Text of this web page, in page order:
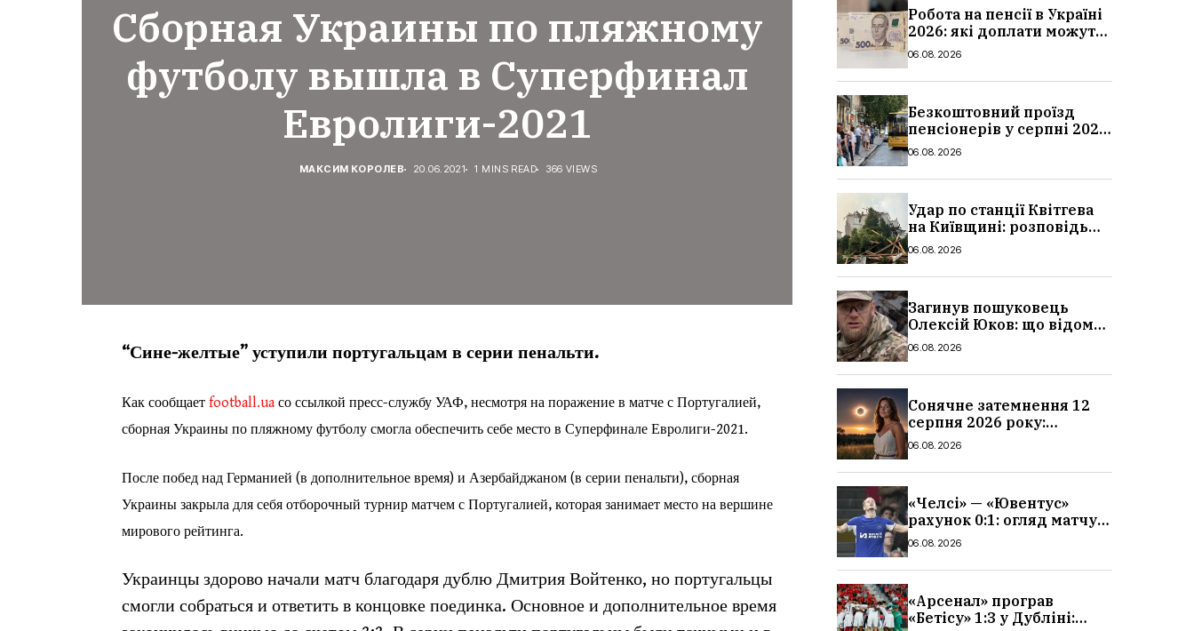
Сборная Украины по пляжному
футболу вышла в Суперфинал
Евролиги-2021
МАКСИМ КОРОЛЕВ 20.06.2021 1 MINS READ 366 VIEWS
“Сине-желтые” уступили португальцам в серии пенальти.
Как сообщает football.ua со ссылкой пресс-службу УАФ, несмотря на поражение в матче с Португалией,
сборная Украины по пляжному футболу смогла обеспечить себе место в Суперфинале Евролиги-2021.
После побед над Германией (в дополнительное время) и Азербайджаном (в серии пенальти), сборная
Украины закрыла для себя отборочный турнир матчем с Португалией, которая занимает место на вершине
мирового рейтинга.
Украинцы здорово начали матч благодаря дублю Дмитрия Войтенко, но португальцы
смогли собраться и ответить в концовке поединка. Основное и дополнительное время
Робота на пенсії в Україні
2026: які доплати можуть
скасувати, про що
06.08.2026
Безкоштовний проїзд
пенсіонерів у серпні 2026
в Україні: де діє пільга,
06.08.2026
Удар по станції Квітгева
на Київщині: розповідь
очевидців, як вісім людей
сталося
06.08.2026
Загинув пошуковець
Олексій Юков: що відомо
про його роботу, хто він
06.08.2026
Сонячне затемнення 12
серпня 2026 року:
гороскоп, кому із знаків
06.08.2026
«Челсі» — «Ювентус»
рахунок 0:1: огляд матчу
та вихід Мудрика
06.08.2026
«Арсенал» програв
«Бетісу» 1:3 у Дубліні: